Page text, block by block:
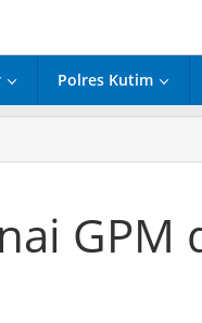
Polres Kutim
GPM